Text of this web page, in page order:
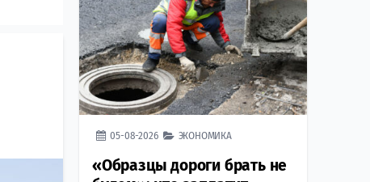
05-08-2026 ЭКОНОМИКА
«Образцы дороги брать не